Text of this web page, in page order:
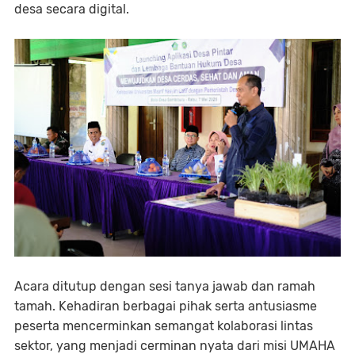
desa secara digital.
Acara ditutup dengan sesi tanya jawab dan ramah
tamah. Kehadiran berbagai pihak serta antusiasme
peserta mencerminkan semangat kolaborasi lintas
sektor, yang menjadi cerminan nyata dari misi UMAHA